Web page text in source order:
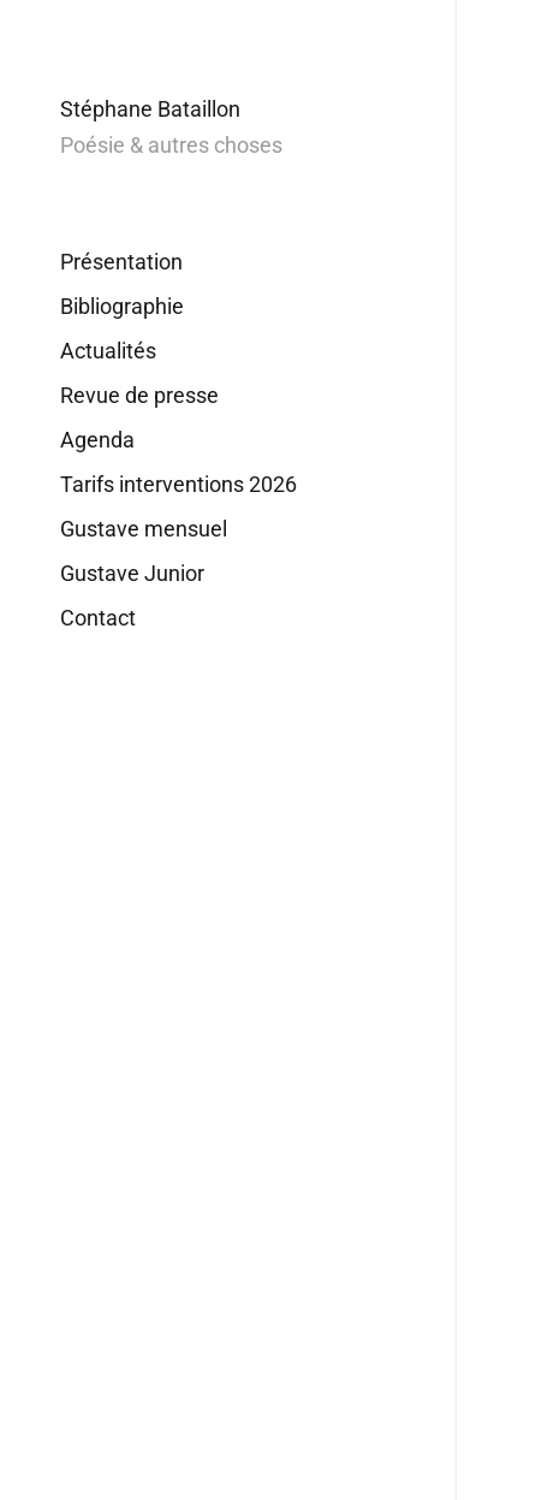
Stéphane Bataillon
Poésie & autres choses
Présentation
Bibliographie
Actualités
Revue de presse
Agenda
Tarifs interventions 2026
Gustave mensuel
Gustave Junior
Contact